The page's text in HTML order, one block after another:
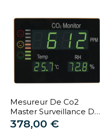
Mesureur De Co2
Master Surveillance De
La Qualité De L'air -
378,00 €